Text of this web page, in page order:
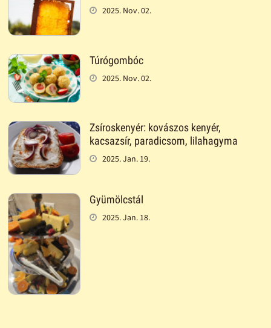
2025. Nov. 02.
Túrógombóc
2025. Nov. 02.
Zsíroskenyér: kovászos kenyér,
kacsazsír, paradicsom, lilahagyma
2025. Jan. 19.
Gyümölcstál
2025. Jan. 18.